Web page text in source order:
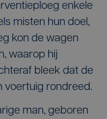
enkele
misten hun doel,
kon de wagen
waarop hij
bleek dat de
voertuig rondreed.
man, geboren